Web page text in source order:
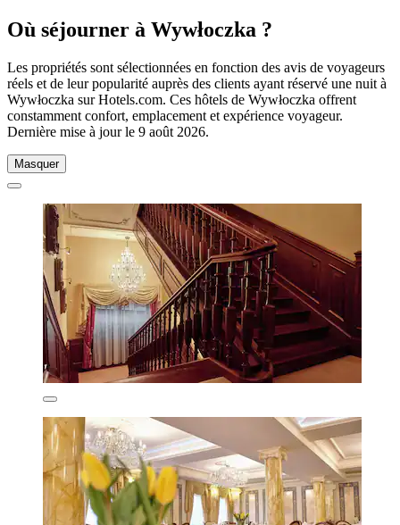
Où séjourner à Wywłoczka ?
Les propriétés sont sélectionnées en fonction des avis de voyageurs
réels et de leur popularité auprès des clients ayant réservé une nuit à
Wywłoczka sur Hotels.com. Ces hôtels de Wywłoczka offrent
constamment confort, emplacement et expérience voyageur.
Dernière mise à jour le 9 août 2026.
Masquer